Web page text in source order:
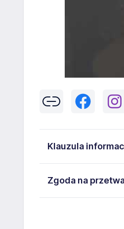
Klauzula
43-300 Bielsko-Biała
Zgoda na
43-300 Bielsko-Biała